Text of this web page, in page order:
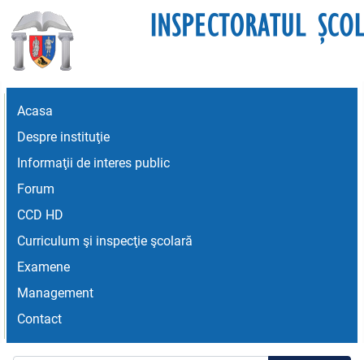
Acasa
Despre instituţie
Informaţii de interes public
Forum
CCD HD
Curriculum şi inspecţie şcolară
Examene
Management
Contact